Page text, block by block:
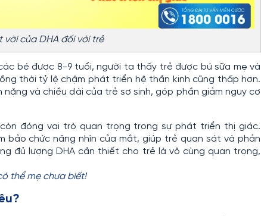
vời của DHA đối với trẻ
bé được 8-9 tuổi, người ta thấy trẻ được bú sữa mẹ và
thời tỷ lệ chậm phát triển hệ thần kinh cũng thấp hơn.
và chiều dài của trẻ sơ sinh, góp phần giảm nguy cơ
đóng vai trò quan trọng trong sự phát triển thị giác.
bảo chức năng nhìn của mắt, giúp trẻ quan sát và phản
đủ lượng DHA cần thiết cho trẻ là vô cùng quan trọng,
thể mẹ chưa biết!